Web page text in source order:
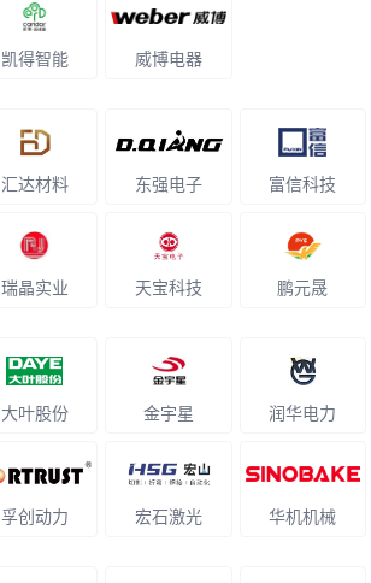
凯得智能 威博电器
汇达材料 东强电子 富信科技
瑞晶实业 天宝科技 鹏元晟
大叶股份 金宇星 润华电力
孚创动力 宏石激光 华机机械